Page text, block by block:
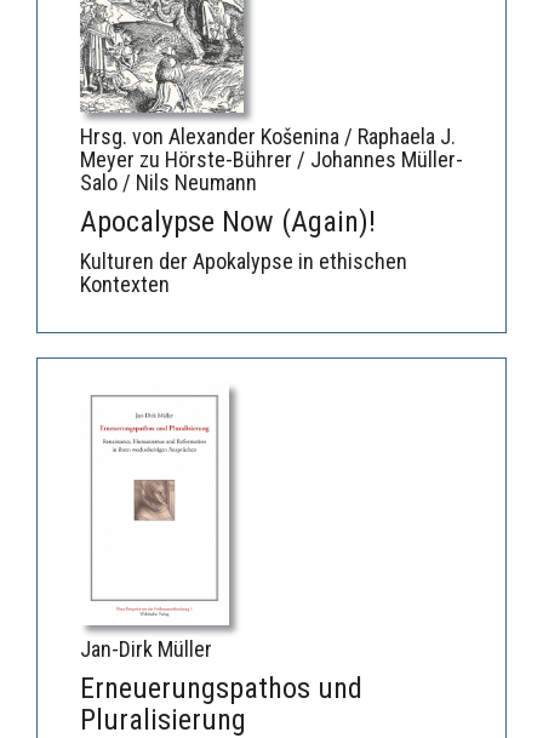
Hrsg. von Alexander Košenina / Raphaela J.
Meyer zu Hörste-Bührer / Johannes Müller-
Salo / Nils Neumann
Apocalypse Now (Again)!
Kulturen der Apokalypse in ethischen
Kontexten
Jan-Dirk Müller
Erneuerungspathos und
Pluralisierung